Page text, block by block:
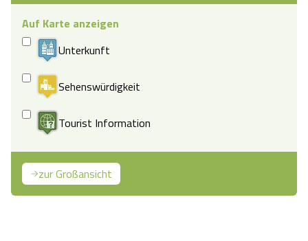
Auf Karte anzeigen
Unterkunft
Sehenswürdigkeit
Tourist Information
zur Großansicht